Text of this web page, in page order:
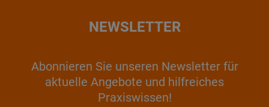
NEWSLETTER
Abonnieren Sie unseren Newsletter für
aktuelle Angebote und hilfreiches
Praxiswissen!